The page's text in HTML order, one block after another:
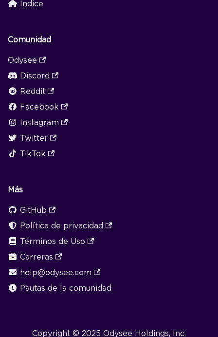
Índice
Comunidad
Odysee
Discord
Reddit
Facebook
Instagram
Twitter
TikTok
Más
GitHub
Política de privacidad
Términos de Uso
Carreras
help@odysee.com
Pautas de la comunidad
Copyright © 2025 Odysee Holdings, Inc.